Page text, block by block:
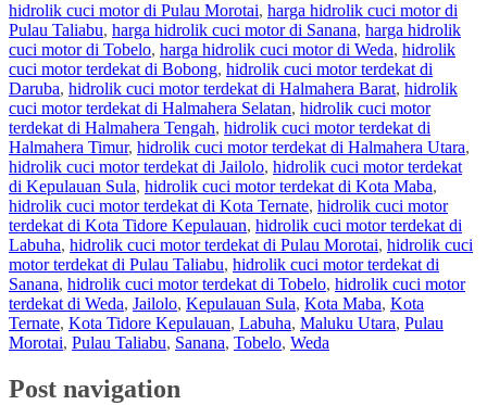
hidrolik cuci motor di Pulau Morotai, harga hidrolik cuci motor di
Pulau Taliabu, harga hidrolik cuci motor di Sanana, harga hidrolik
cuci motor di Tobelo, harga hidrolik cuci motor di Weda, hidrolik
cuci motor terdekat di Bobong, hidrolik cuci motor terdekat di
Daruba, hidrolik cuci motor terdekat di Halmahera Barat, hidrolik
cuci motor terdekat di Halmahera Selatan, hidrolik cuci motor
terdekat di Halmahera Tengah, hidrolik cuci motor terdekat di
Halmahera Timur, hidrolik cuci motor terdekat di Halmahera Utara,
hidrolik cuci motor terdekat di Jailolo, hidrolik cuci motor terdekat
di Kepulauan Sula, hidrolik cuci motor terdekat di Kota Maba,
hidrolik cuci motor terdekat di Kota Ternate, hidrolik cuci motor
terdekat di Kota Tidore Kepulauan, hidrolik cuci motor terdekat di
Labuha, hidrolik cuci motor terdekat di Pulau Morotai, hidrolik cuci
motor terdekat di Pulau Taliabu, hidrolik cuci motor terdekat di
Sanana, hidrolik cuci motor terdekat di Tobelo, hidrolik cuci motor
terdekat di Weda, Jailolo, Kepulauan Sula, Kota Maba, Kota
Ternate, Kota Tidore Kepulauan, Labuha, Maluku Utara, Pulau
Morotai, Pulau Taliabu, Sanana, Tobelo, Weda
Post navigation